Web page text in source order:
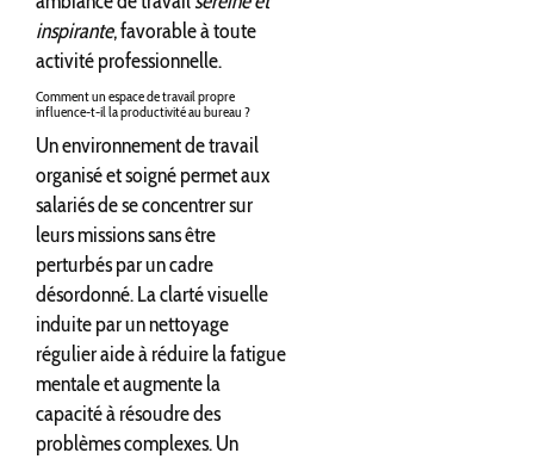
inspirante, favorable à toute
activité professionnelle.
Comment un espace de travail propre
influence-t-il la productivité au bureau ?
Un environnement de travail
organisé et soigné permet aux
salariés de se concentrer sur
leurs missions sans être
perturbés par un cadre
désordonné. La clarté visuelle
induite par un nettoyage
régulier aide à réduire la fatigue
mentale et augmente la
capacité à résoudre des
problèmes complexes. Un